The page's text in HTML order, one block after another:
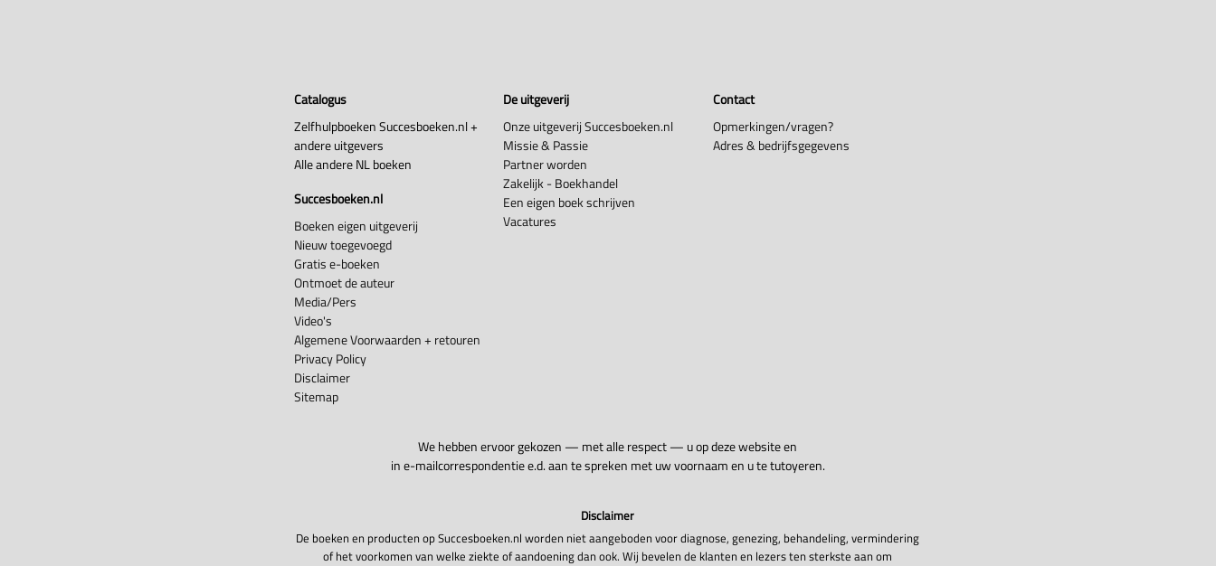
Catalogus
Zelfhulpboeken Succesboeken.nl +
andere uitgevers
Alle andere NL boeken
Succesboeken.nl
Boeken eigen uitgeverij
Nieuw toegevoegd
Gratis e-boeken
Ontmoet de auteur
Media/Pers
Video's
Algemene Voorwaarden + retouren
Privacy Policy
Disclaimer
Sitemap
De uitgeverij
Onze uitgeverij Succesboeken.nl
Missie & Passie
Partner worden
Zakelijk - Boekhandel
Een eigen boek schrijven
Vacatures
Contact
Opmerkingen/vragen?
Adres & bedrijfsgegevens
We hebben ervoor gekozen — met alle respect — u op deze website en
in e-mailcorrespondentie e.d. aan te spreken met uw voornaam en u te tutoyeren.
Disclaimer
De boeken en producten op Succesboeken.nl worden niet aangeboden voor diagnose, genezing, behandeling, vermindering
of het voorkomen van welke ziekte of aandoening dan ook. Wij bevelen de klanten en lezers ten sterkste aan om